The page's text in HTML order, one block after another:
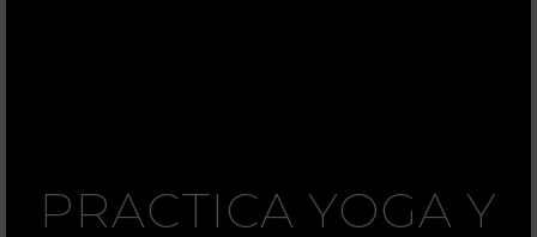
PRACTICA YOGA Y